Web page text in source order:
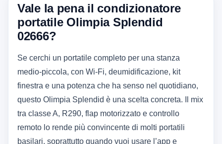
Vale la pena il condizionatore
portatile Olimpia Splendid
02666?
Se cerchi un portatile completo per una stanza
medio-piccola, con Wi‑Fi, deumidificazione, kit
finestra e una potenza che ha senso nel quotidiano,
questo Olimpia Splendid è una scelta concreta. Il mix
tra classe A, R290, flap motorizzato e controllo
remoto lo rende più convincente di molti portatili
basilari, soprattutto quando vuoi usare l’app e